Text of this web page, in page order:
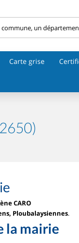
Carte grise
CARO
Ploubalaysiennes.
la mairie